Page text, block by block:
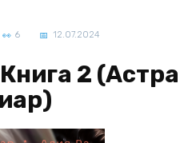
6 12.07.2024
2 (Астра